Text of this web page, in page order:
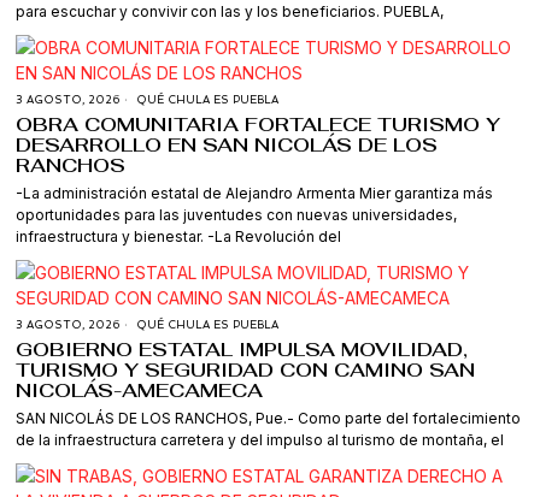
para escuchar y convivir con las y los beneficiarios. PUEBLA,
3 AGOSTO, 2026 QUÉ CHULA ES PUEBLA
OBRA COMUNITARIA FORTALECE TURISMO Y
DESARROLLO EN SAN NICOLÁS DE LOS
RANCHOS
-La administración estatal de Alejandro Armenta Mier garantiza más
oportunidades para las juventudes con nuevas universidades,
infraestructura y bienestar. -La Revolución del
3 AGOSTO, 2026 QUÉ CHULA ES PUEBLA
GOBIERNO ESTATAL IMPULSA MOVILIDAD,
TURISMO Y SEGURIDAD CON CAMINO SAN
NICOLÁS-AMECAMECA
SAN NICOLÁS DE LOS RANCHOS, Pue.- Como parte del fortalecimiento
de la infraestructura carretera y del impulso al turismo de montaña, el